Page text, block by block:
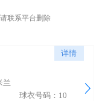
联系平台删除
详情
兰
球衣号码：10